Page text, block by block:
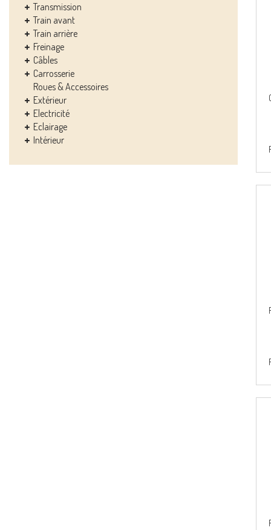
Transmission
Train avant
Train arrière
Freinage
Câbles
Carrosserie
Roues & Accessoires
Extérieur
Electricité
Eclairage
Intérieur